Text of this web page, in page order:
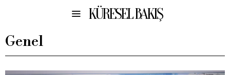
KÜRESEL BAKIŞ
Genel